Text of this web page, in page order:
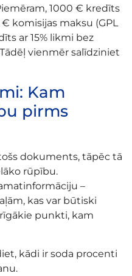
1000 € kredīts
komisijas maksu (GPL
ar 15% likmi bez
vienmēr salīdziniet
Kam
pirms
dokuments, tāpēc tā
rūpību.
–
kas var būtiski
punkti, kam
kādi ir soda procenti